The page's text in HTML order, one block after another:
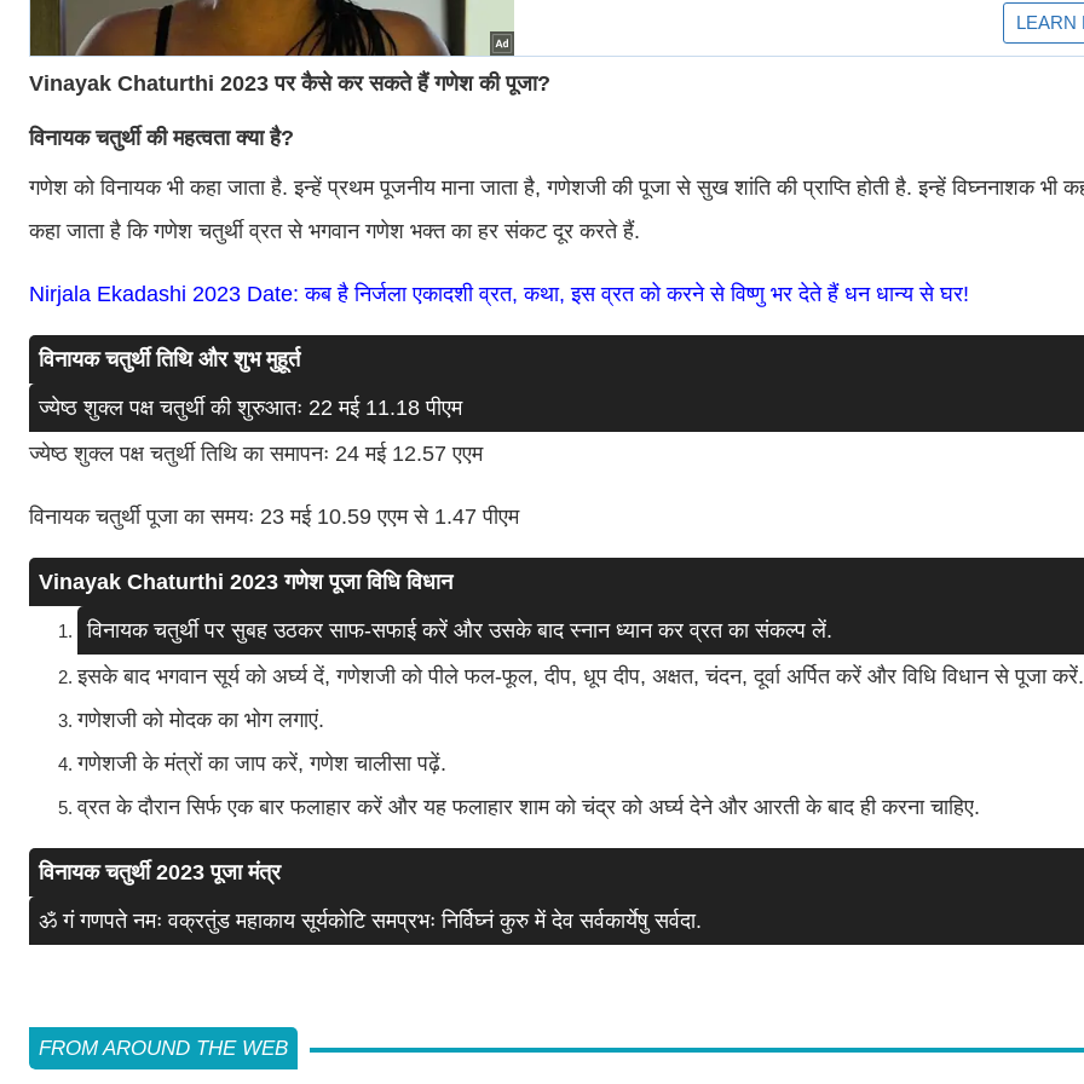
Vinayak Chaturthi 2023 पर कैसे कर सकते हैं गणेश की पूजा?
विनायक चतुर्थी की महत्वता क्या है?
गणेश को विनायक भी कहा जाता है. इन्हें प्रथम पूजनीय माना जाता है, गणेशजी की पूजा से सुख शांति की प्राप्ति होती है. इन्हें विघ्ननाशक भी
कहा जाता है कि गणेश चतुर्थी व्रत से भगवान गणेश भक्त का हर संकट दूर करते हैं.
Nirjala Ekadashi 2023 Date: कब है निर्जला एकादशी व्रत, कथा, इस व्रत को करने से विष्णु भर देते हैं धन धान्य से घर!
विनायक चतुर्थी तिथि और शुभ मुहूर्त
ज्येष्ठ शुक्ल पक्ष चतुर्थी की शुरुआतः 22 मई 11.18 पीएम
ज्येष्ठ शुक्ल पक्ष चतुर्थी तिथि का समापनः 24 मई 12.57 एएम
विनायक चतुर्थी पूजा का समयः 23 मई 10.59 एएम से 1.47 पीएम
Vinayak Chaturthi 2023 गणेश पूजा विधि विधान
विनायक चतुर्थी पर सुबह उठकर साफ-सफाई करें और उसके बाद स्नान ध्यान कर व्रत का संकल्प लें.
इसके बाद भगवान सूर्य को अर्घ्य दें, गणेशजी को पीले फल-फूल, दीप, धूप दीप, अक्षत, चंदन, दूर्वा अर्पित करें और विधि विधान से पूजा करें.
गणेशजी को मोदक का भोग लगाएं.
गणेशजी के मंत्रों का जाप करें, गणेश चालीसा पढ़ें.
व्रत के दौरान सिर्फ एक बार फलाहार करें और यह फलाहार शाम को चंद्र को अर्घ्य देने और आरती के बाद ही करना चाहिए.
विनायक चतुर्थी 2023 पूजा मंत्र
ॐ गं गणपते नमः वक्रतुंड महाकाय सूर्यकोटि समप्रभः निर्विघ्नं कुरु में देव सर्वकार्येषु सर्वदा.
FROM AROUND THE WEB